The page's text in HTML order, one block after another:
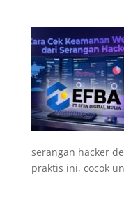
serangan hacker
praktis ini, cocok